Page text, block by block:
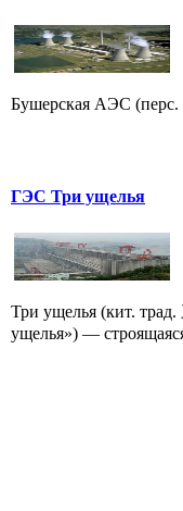
ГЭС Три ущелья
Три ущелья (кит.
ущелья») —